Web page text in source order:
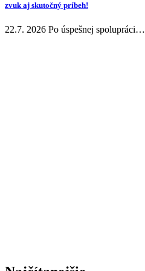
zvuk aj skutočný príbeh!
22.7. 2026 Po úspešnej spolupráci…